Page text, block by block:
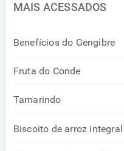
MAIS ACESSADOS
Benefícios do Gengibre
Fruta do Conde
Tamarindo
Biscoito de arroz integral